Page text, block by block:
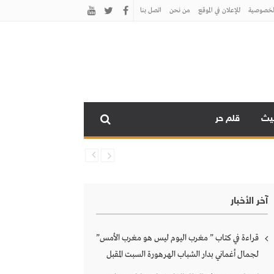
للإعلان في الموقع من نحن اتصل بنـا
قلم حر
آخر الأخبار
قراءة في كتاب ” مغرب اليوم ليس هو مغرب الأمس”
لجمال أغماني بدار الشباب الهرهورة السبت المقبل